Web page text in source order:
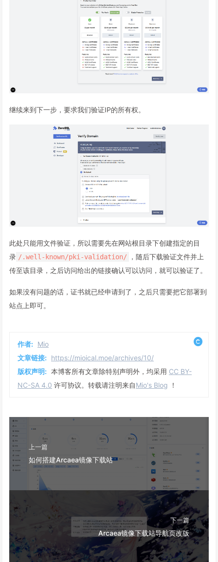
继续来到下一步，要求我们验证IP的所有权。
此处只能用文件验证，所以需要先在网站根目录下创建指定的目
录 /.well-known/pki-validation/
，随后下载验证文件并上
传至该目录，之后访问给出的链接确认可以访问，就可以验证了。
如果没有问题的话，证书就已经申请到了，之后只需要把它部署到
站点上即可。
作者: Mio
文章链接: https://mioical.moe/archives/10/
版权声明: 本博客所有文章除特别声明外，均采用 CC BY-
NC-SA 4.0 许可协议。转载请注明来自Mio's Blog ！
上一篇
如何搭建Arcaea镜像下载站
下一篇
Arcaea镜像下载站导航页改版